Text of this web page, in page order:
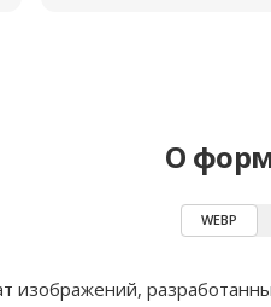
О
WEBP
изображений,